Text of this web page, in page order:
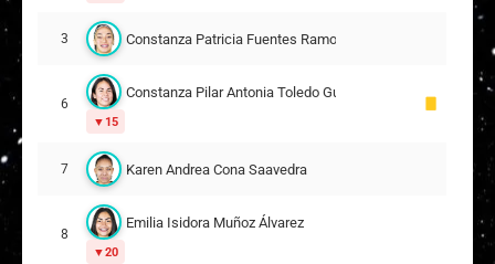
3 Constanza Patricia Fuentes Ramos
6
Constanza Pilar Antonia Toledo Guzmán
15
7 Karen Andrea Cona Saavedra
8
Emilia Isidora Muñoz Álvarez
20